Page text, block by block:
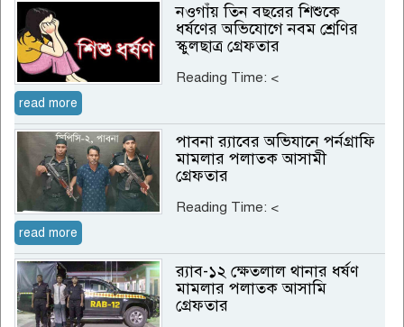
নওগাঁয় তিন বছরের শিশুকে
ধর্ষণের অভিযোগে নবম শ্রেণির
স্কুলছাত্র গ্রেফতার
Reading Time: <
read more
পাবনা র‌্যাবের অভিযানে পর্নগ্রাফি
মামলার পলাতক আসামী
গ্রেফতার
Reading Time: <
read more
র‌্যাব-১২ ক্ষেতলাল থানার ধর্ষণ
মামলার পলাতক আসামি
গ্রেফতার